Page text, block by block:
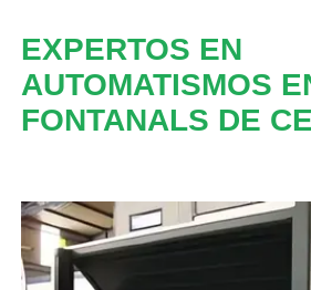
EXPERTOS EN
AUTOMATISMOS
FONTANALS DE